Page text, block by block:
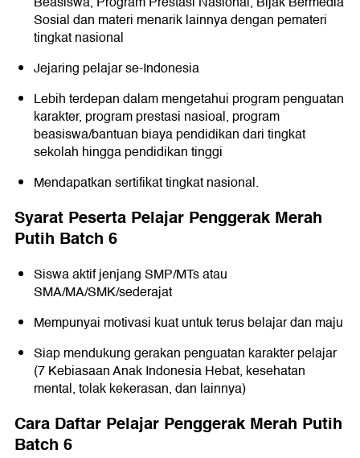
Sosial dan materi menarik lainnya dengan pemateri
tingkat nasional
Jejaring pelajar se-Indonesia
Lebih terdepan dalam mengetahui program penguatan
karakter, program prestasi nasioal, program
beasiswa/bantuan biaya pendidikan dari tingkat
sekolah hingga pendidikan tinggi
Mendapatkan sertifikat tingkat nasional.
Syarat Peserta Pelajar Penggerak Merah
Putih Batch 6
Siswa aktif jenjang SMP/MTs atau
SMA/MA/SMK/sederajat
Mempunyai motivasi kuat untuk terus belajar dan maju
Siap mendukung gerakan penguatan karakter pelajar
(7 Kebiasaan Anak Indonesia Hebat, kesehatan
mental, tolak kekerasan, dan lainnya)
Cara Daftar Pelajar Penggerak Merah Putih
Batch 6